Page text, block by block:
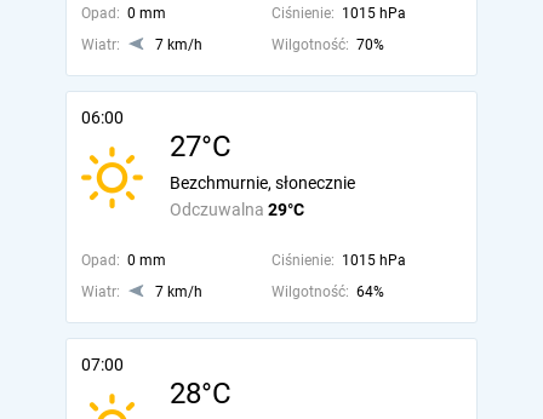
Opad: 0 mm Ciśnienie: 1015 hPa
Wiatr:
7 km/h Wilgotność: 70%
06:00
27°C
Odczuwalna 29°C
Bezchmurnie, słonecznie
Opad: 0 mm Ciśnienie: 1015 hPa
Wiatr:
7 km/h Wilgotność: 64%
07:00
28°C